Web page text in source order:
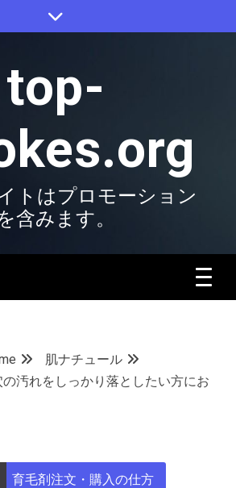
top-
トはプロモーション
含みます。
肌ナチュール
汚れをしっかり落としたい方にお
育毛剤注文・購入の仕方